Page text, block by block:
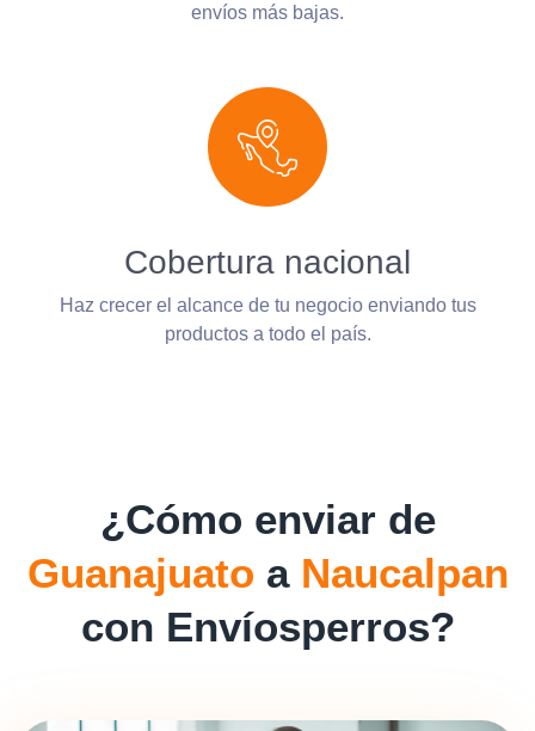
envíos más bajas.
Cobertura nacional
Haz crecer el alcance de tu negocio enviando tus
productos a todo el país.
¿Cómo enviar de
Guanajuato a Naucalpan
con Envíosperros?